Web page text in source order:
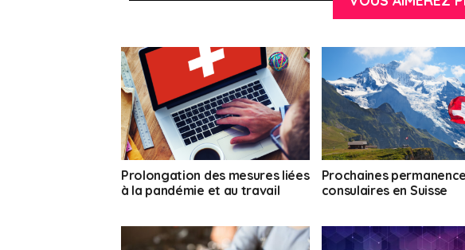
Prolongation des mesures liées
à la pandémie et au travail
Prochaines
consulaires en Suisse